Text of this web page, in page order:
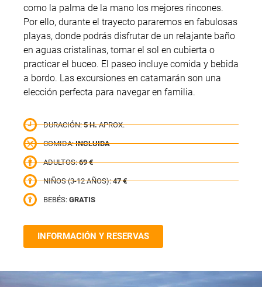
como la palma de la mano los mejores rincones.
Por ello, durante el trayecto pararemos en fabulosas
playas, donde podrás disfrutar de un relajante baño
en aguas cristalinas, tomar el sol en cubierta o
practicar el buceo. El paseo incluye comida y bebida
a bordo. Las excursiones en catamarán son una
elección perfecta para navegar en familia.
5 H.
INCLUIDA
69 €
47 €
GRATIS
INFORMACIÓN Y RESERVAS